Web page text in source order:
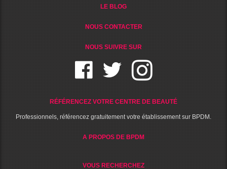
LE BLOG
NOUS CONTACTER
NOUS SUIVRE SUR
RÉFÉRENCEZ VOTRE CENTRE DE BEAUTÉ
Professionnels, référencez gratuitement votre établissement sur BPDM.
A PROPOS DE BPDM
VOUS RECHERCHEZ